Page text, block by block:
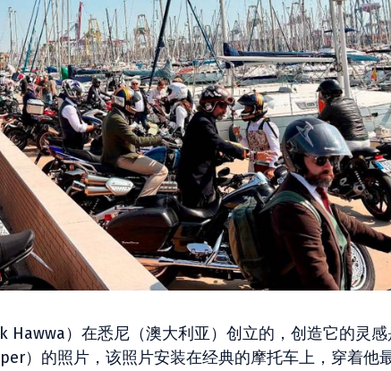
Hawwa）在悉尼（澳大利亚）创立的，创造它的灵感
）的照片，该照片安装在经典的摩托车上，穿着他